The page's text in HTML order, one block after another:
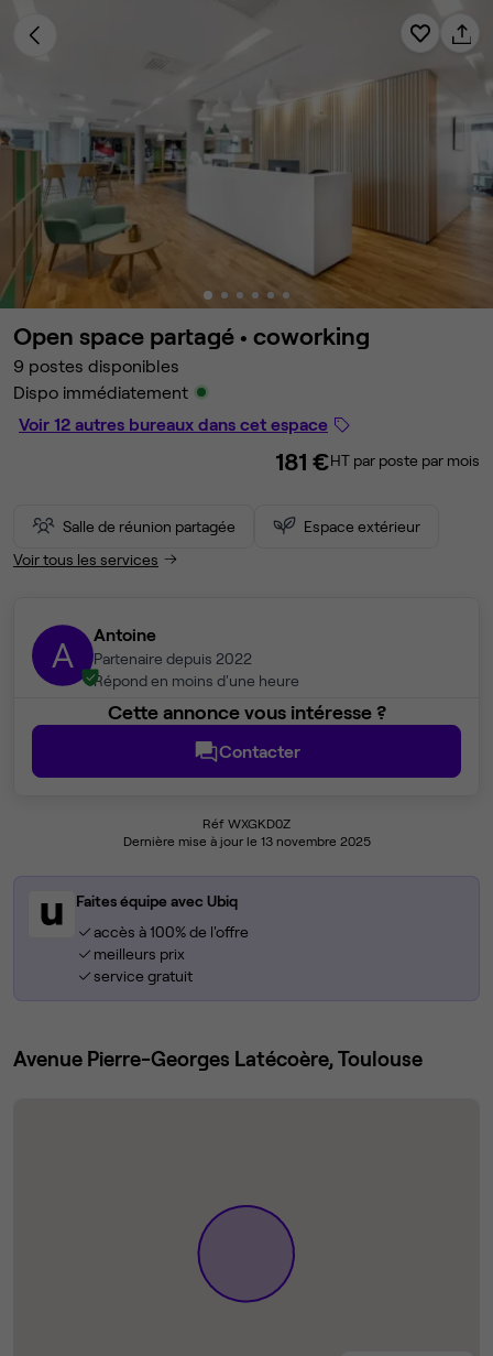
Open space partagé • coworking
9 postes disponibles
Dispo immédiatement
Voir 12 autres bureaux dans cet espace
181 €HT par poste par mois
Salle de réunion partagée
Espace extérieur
Voir tous les services
A Antoine
Partenaire depuis 2022
Répond en moins d'une heure
Cette annonce vous intéresse ?
Contacter
Réf WXGKD0Z
Dernière mise à jour le 13 novembre 2025
Faites équipe avec Ubiq
accès à 100% de l'offre
meilleurs prix
service gratuit
Avenue Pierre-Georges Latécoère, Toulouse